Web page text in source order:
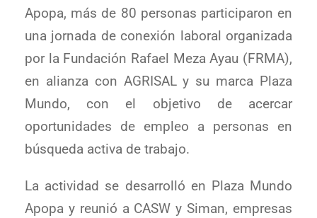
Apopa, más de 80 personas participaron en
una jornada de conexión laboral organizada
por la Fundación Rafael Meza Ayau (FRMA),
en alianza con AGRISAL y su marca Plaza
Mundo, con el objetivo de acercar
oportunidades de empleo a personas en
búsqueda activa de trabajo.
La actividad se desarrolló en Plaza Mundo
Apopa y reunió a CASW y Siman, empresas